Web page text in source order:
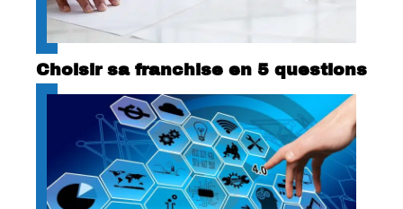
Choisir sa franchise en 5 questions